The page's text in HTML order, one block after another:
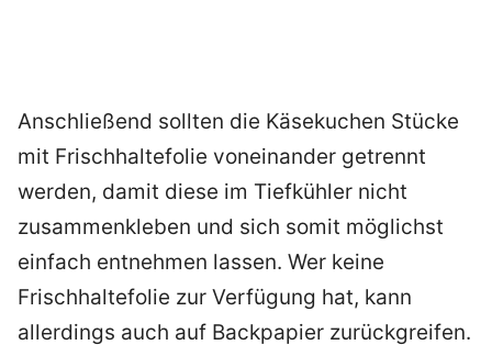
Anschließend sollten die Käsekuchen Stücke
mit Frischhaltefolie voneinander getrennt
werden, damit diese im Tiefkühler nicht
zusammenkleben und sich somit möglichst
einfach entnehmen lassen. Wer keine
Frischhaltefolie zur Verfügung hat, kann
allerdings auch auf Backpapier zurückgreifen.